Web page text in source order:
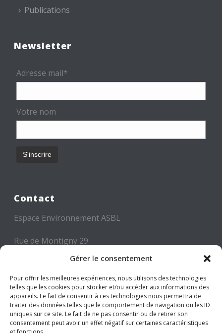
Gérer le consentement
Pour offrir les meilleures expériences, nous utilisons des technologies
telles que les cookies pour stocker et/ou accéder aux informations des
appareils. Le fait de consentir à ces technologies nous permettra de
traiter des données telles que le comportement de navigation ou les ID
uniques sur ce site. Le fait de ne pas consentir ou de retirer son
consentement peut avoir un effet négatif sur certaines caractéristiques
Publications
Newsletter
Adresse mail*
Votre nom
Contact
Espace Environnement ASBL
Rue de Montigny 29
6000 CHARLEROI
Tél: +32 71 300 300
Mail: info@espace-environnement.be
TVA BE 0416.116.340